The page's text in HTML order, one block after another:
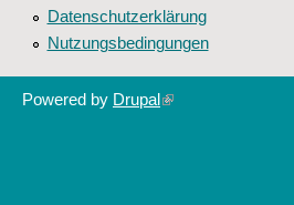
Datenschutzerklärung
Nutzungsbedingungen
Powered by Drupal(link